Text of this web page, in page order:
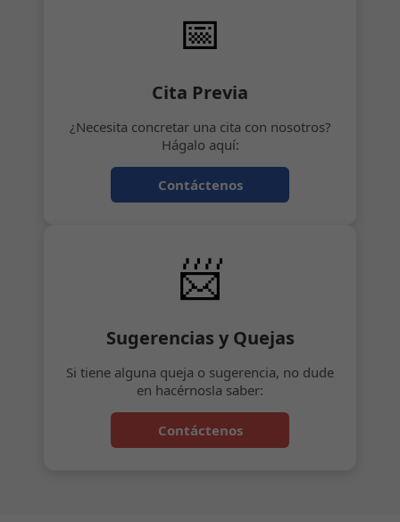
📅
Cita Previa
¿Necesita concretar una cita con nosotros?
Hágalo aquí:
Contáctenos
📨
Sugerencias y Quejas
Si tiene alguna queja o sugerencia, no dude
en hacérnosla saber:
Contáctenos